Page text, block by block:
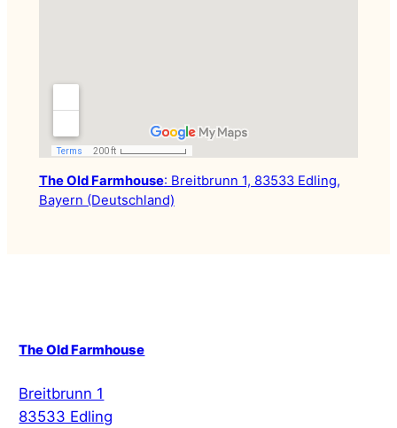
The Old Farmhouse: Breitbrunn 1, 83533 Edling,
Bayern (Deutschland)
The Old Farmhouse
Breitbrunn 1
83533 Edling